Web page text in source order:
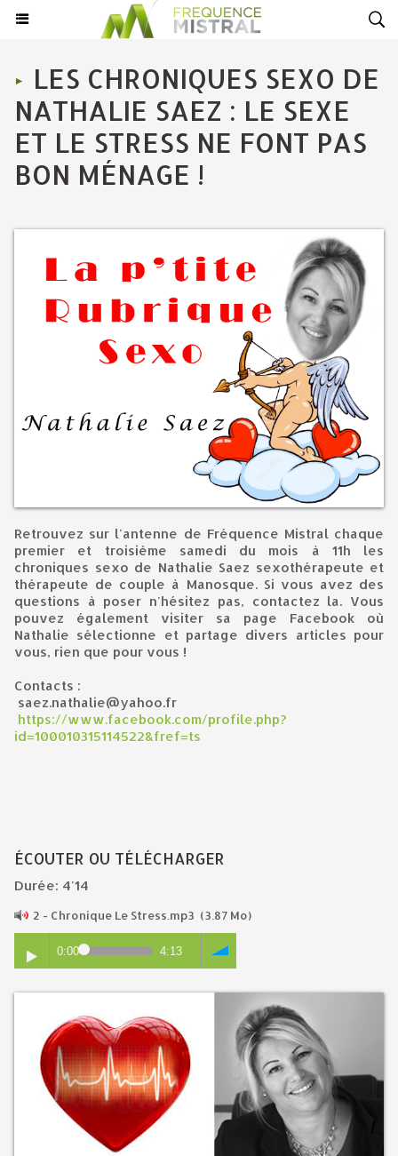
LES CHRONIQUES SEXO DE
NATHALIE SAEZ : LE SEXE
ET LE STRESS NE FONT PAS
BON MÉNAGE !
Retrouvez sur l'antenne de Fréquence Mistral chaque
premier et troisième samedi du mois à 11h les
chroniques sexo de Nathalie Saez sexothérapeute et
thérapeute de couple à Manosque. Si vous avez des
questions à poser n'hésitez pas, contactez la. Vous
pouvez également visiter sa page Facebook où
Nathalie sélectionne et partage divers articles pour
vous, rien que pour vous !
Contacts :
saez.nathalie@yahoo.fr
https://www.facebook.com/profile.php?
id=100010315114522&fref=ts
ÉCOUTER OU TÉLÉCHARGER
Durée: 4'14
2 - Chronique Le Stress.mp3 (3.87 Mo)
0:00 4:13